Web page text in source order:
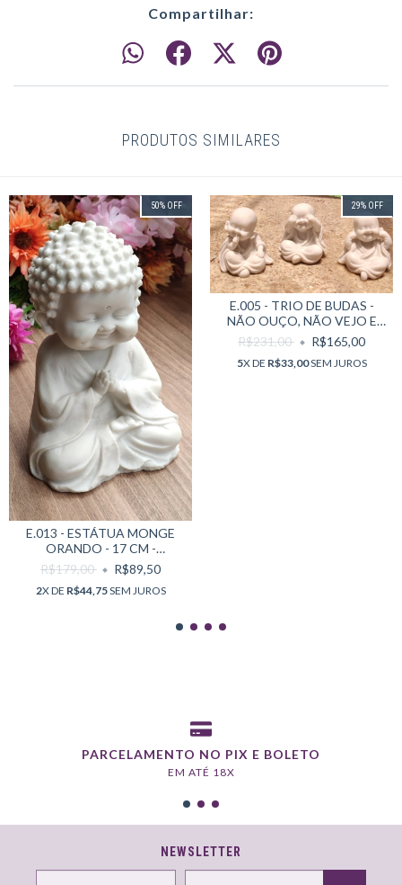
Compartilhar:
PRODUTOS SIMILARES
50% OFF
E.013 - ESTÁTUA MONGE
ORANDO - 17 CM -
MARMORITE
R$179,00 R$89,50
2X DE R$44,75SEM JUROS
29% OFF
E.005 - TRIO DE BUDAS -
NÃO OUÇO, NÃO VEJO E
NÃO FALO - MARMORITE
R$231,00 R$165,00
5X DE R$33,00SEM JUROS
PARCELAMENTO NO PIX E BOLETO
EM ATÉ 18X
NEWSLETTER